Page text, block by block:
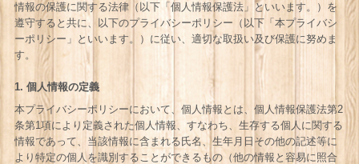
情報の保護に関する法律（以下「個人情報保護法」といいます。）を
遵守すると共に、以下のプライバシーポリシー（以下「本プライバシ
ーポリシー」といいます。）に従い、適切な取扱い及び保護に努めま
す。
1. 個人情報の定義
本プライバシーポリシーにおいて、個人情報とは、個人情報保護法第2
条第1項により定義された個人情報、すなわち、生存する個人に関する
情報であって、当該情報に含まれる氏名、生年月日その他の記述等に
より特定の個人を識別することができるもの（他の情報と容易に照合